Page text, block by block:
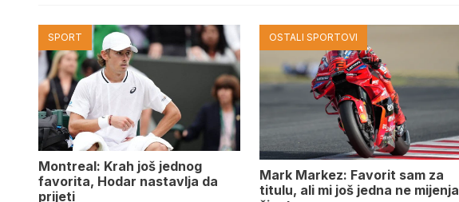
SPORT
Montreal: Krah još jednog
favorita, Hodar nastavlja da
prijeti
OSTALI SPORTOVI
Mark Markez: Favorit sam za
titulu, ali mi još jedna ne mijenja